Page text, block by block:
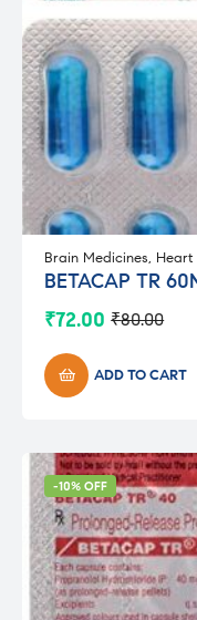
Brain Medicines, Heart
BETACAP TR
₹80.00
Original
was:
₹80.00.
₹72.00
Current
is:
₹72.00.ADD TO CART
-10% OFF